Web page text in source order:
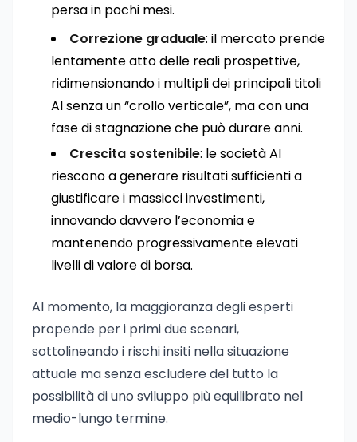
persa in pochi mesi.
Correzione graduale: il mercato prende
lentamente atto delle reali prospettive,
ridimensionando i multipli dei principali titoli
AI senza un “crollo verticale”, ma con una
fase di stagnazione che può durare anni.
Crescita sostenibile: le società AI
riescono a generare risultati sufficienti a
giustificare i massicci investimenti,
innovando davvero l’economia e
mantenendo progressivamente elevati
livelli di valore di borsa.
Al momento, la maggioranza degli esperti
propende per i primi due scenari,
sottolineando i rischi insiti nella situazione
attuale ma senza escludere del tutto la
possibilità di uno sviluppo più equilibrato nel
medio-lungo termine.